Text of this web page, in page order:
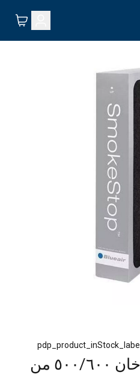
pdp_product_inStock_label
فلتر الهواء مانع للدخان ٥٠٠/٦٠٠ من